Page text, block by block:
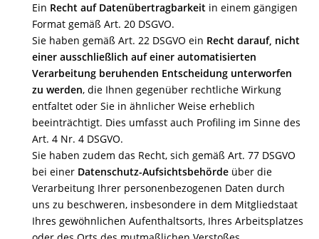
Ein Recht auf Datenübertragbarkeit in einem gängigen
Format gemäß Art. 20 DSGVO.
Sie haben gemäß Art. 22 DSGVO ein Recht darauf, nicht
einer ausschließlich auf einer automatisierten
Verarbeitung beruhenden Entscheidung unterworfen
zu werden, die Ihnen gegenüber rechtliche Wirkung
entfaltet oder Sie in ähnlicher Weise erheblich
beeinträchtigt. Dies umfasst auch Profiling im Sinne des
Art. 4 Nr. 4 DSGVO.
Sie haben zudem das Recht, sich gemäß Art. 77 DSGVO
bei einer Datenschutz-Aufsichtsbehörde über die
Verarbeitung Ihrer personenbezogenen Daten durch
uns zu beschweren, insbesondere in dem Mitgliedstaat
Ihres gewöhnlichen Aufenthaltsorts, Ihres Arbeitsplatzes